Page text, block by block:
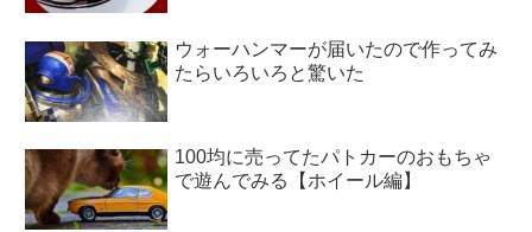
ウォーハンマーが届いたので作ってみ
たらいろいろと驚いた
100均に売ってたパトカーのおもちゃ
で遊んでみる【ホイール編】